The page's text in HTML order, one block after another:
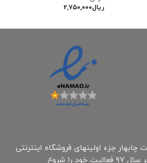
ریال۲,۷۵۰,۰۰۰
چابهار جزء اولینهای فروشگاه اینترنتی
چابهار است که اواخر سال ۹۷ فعالیت خود را شروع